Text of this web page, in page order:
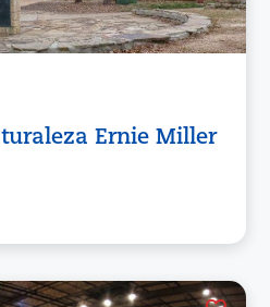
Ernie Miller